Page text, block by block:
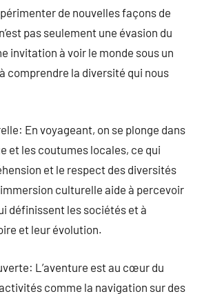
de nouvelles façons de
pas seulement une évasion du
invitation à voir le monde sous un
comprendre la diversité qui nous
En voyageant, on se plonge dans
et les coutumes locales, ce qui
et le respect des diversités
culturelle aide à percevoir
définissent les sociétés et à
et leur évolution.
L’aventure est au cœur du
comme la navigation sur des